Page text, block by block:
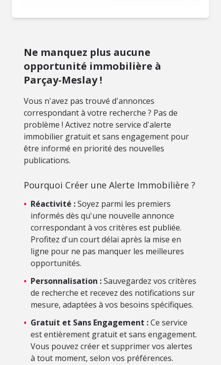
Ne manquez plus aucune
opportunité immobilière à
Parçay-Meslay !
Vous n'avez pas trouvé d'annonces
correspondant à votre recherche ? Pas de
problème ! Activez notre service d'alerte
immobilier gratuit et sans engagement pour
être informé en priorité des nouvelles
publications.
Pourquoi Créer une Alerte Immobilière ?
• Réactivité :Soyez parmi les premiers
informés dès qu'une nouvelle annonce
correspondant à vos critères est publiée.
Profitez d'un court délai après la mise en
ligne pour ne pas manquer les meilleures
opportunités.
• Personnalisation :Sauvegardez vos critères
de recherche et recevez des notifications sur
mesure, adaptées à vos besoins spécifiques.
• Gratuit et Sans Engagement :Ce service
est entièrement gratuit et sans engagement.
Vous pouvez créer et supprimer vos alertes
à tout moment, selon vos préférences.